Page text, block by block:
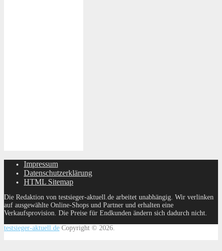
Impressum
Datenschutzerklärung
HTML Sitemap
Die Redaktion von testsieger-aktuell.de arbeitet unabhängig. Wir verlinken
auf ausgewählte Online-Shops und Partner und erhalten eine
Verkaufsprovision. Die Preise für Endkunden ändern sich dadurch nicht.
testsieger-aktuell.de Copyright © 2026.